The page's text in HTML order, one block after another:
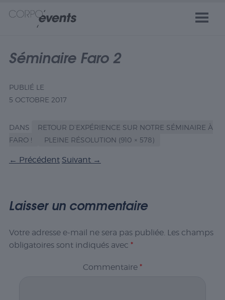
Séminaire Faro 2
PUBLIÉ LE
5 OCTOBRE 2017
DANS
RETOUR D’EXPÉRIENCE SUR NOTRE SÉMINAIRE À
FARO !
PLEINE RÉSOLUTION (910 × 578)
← Précédent Suivant →
Laisser un commentaire
Votre adresse e-mail ne sera pas publiée. Les champs
obligatoires sont indiqués avec *
Commentaire *